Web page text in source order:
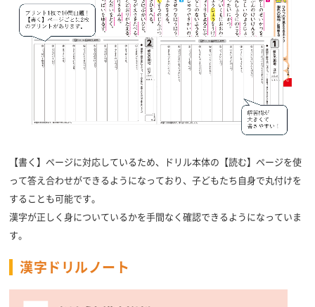
【書く】ページに対応しているため、ドリル本体の【読む】ページを使
って答え合わせができるようになっており、子どもたち自身で丸付けを
することも可能です。
漢字が正しく身についているかを手間なく確認できるようになっていま
す。
漢字ドリルノート